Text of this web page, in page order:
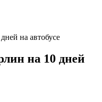
на 10 дней